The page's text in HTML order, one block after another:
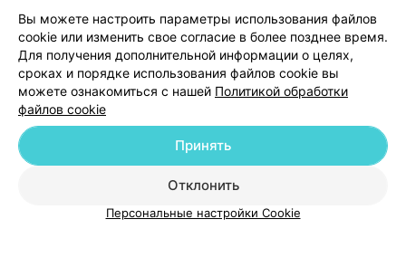
Добавить специалиста
О проекте Новости проекта
Размещение рекламы
Медицинский маркетинг
Публичный договор
Пользовательское соглашение
Способы оплаты
Вы можете настроить параметры использования файлов
cookie или изменить свое согласие в более позднее время.
Для получения дополнительной информации о целях,
сроках и порядке использования файлов cookie вы
можете ознакомиться с нашей Политикой обработки
файлов cookie
Отклонить
Принять
Персональные настройки Cookie